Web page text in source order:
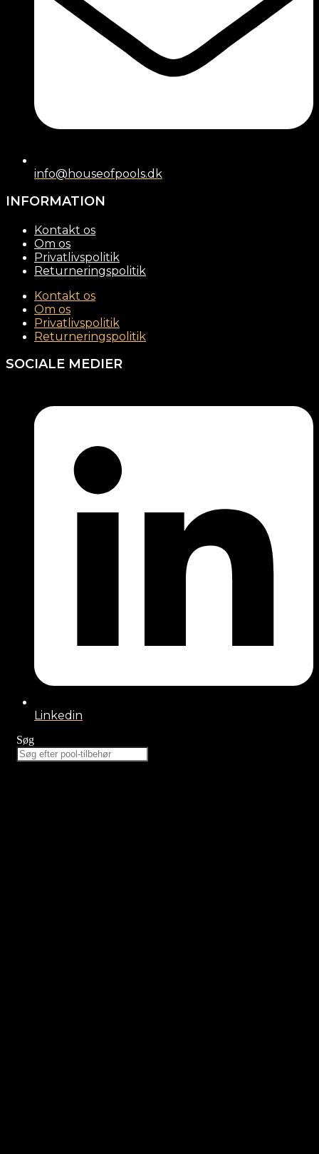
info@houseofpools.dk
INFORMATION
Kontakt os
Om os
Privatlivspolitik
Returneringspolitik
Kontakt os
Om os
Privatlivspolitik
Returneringspolitik
SOCIALE MEDIER
Linkedin
Søg